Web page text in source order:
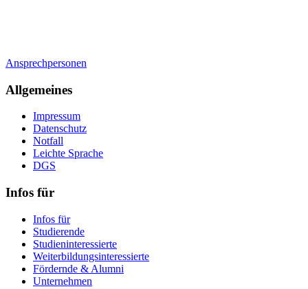
Ansprechpersonen
Allgemeines
Impressum
Datenschutz
Notfall
Leichte Sprache
DGS
Infos für
Infos für
Studierende
Studieninteressierte
Weiterbildungsinteressierte
Fördernde & Alumni
Unternehmen